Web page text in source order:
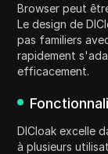
Browser peut
Le design de
pas familiers
rapidement
efficacement.
DICloak excelle
à plusieurs